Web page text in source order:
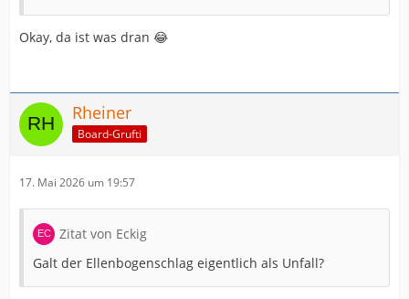
Okay, da ist was dran 😂
Rheiner
Board-Grufti
17. Mai 2026 um 19:57
Zitat von Eckig
Galt der Ellenbogenschlag eigentlich als Unfall?